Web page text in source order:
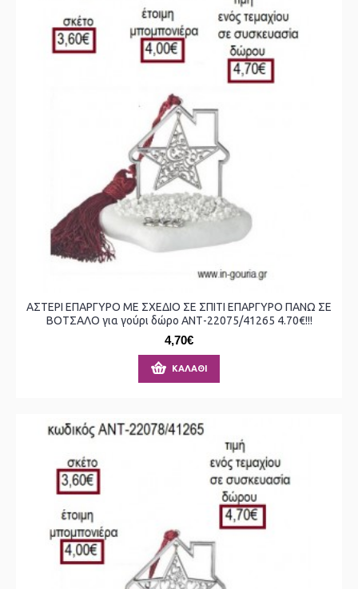
ΑΣΤΕΡΙ ΕΠΑΡΓΥΡΟ ΜΕ ΣΧΕΔΙΟ ΣΕ ΣΠΙΤΙ ΕΠΑΡΓΥΡΟ ΠΑΝΩ ΣΕ
ΒΟΤΣΑΛΟ για γούρι δώρο ΑΝΤ-22075/41265 4.70€!!!
4,70€
ΚΑΛΆΘΙ